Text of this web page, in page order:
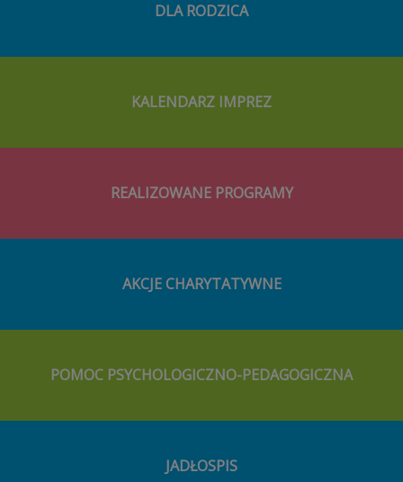
DLA RODZICA
KALENDARZ IMPREZ
REALIZOWANE PROGRAMY
AKCJE CHARYTATYWNE
POMOC PSYCHOLOGICZNO-PEDAGOGICZNA
JADŁOSPIS